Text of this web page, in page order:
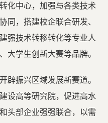
化中心，加强与各类技术
同，搭建校企联合研发、
强技术转移转化等专业人
大学生创新大赛等品牌。
辟振兴区域发展新赛道。
设高等研究院，促进高水
头部企业强强联合，以需